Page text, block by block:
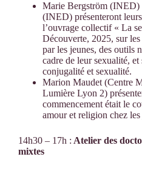
Marie Bergström (INED)
(INED) présenteront
l’ouvrage collectif « La
Découverte, 2025, sur
par les jeunes, des outils
cadre de leur sexualité, et
conjugalité et sexualité.
Marion Maudet (Centre
Lumière Lyon 2)
commencement était le
amour et religion chez
14h30 – 17h : Atelier des
mixtes